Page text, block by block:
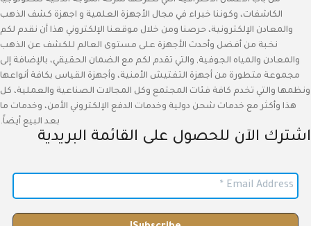
الكاشفات، وكوننا خبراء في مجال الأجهزة العلمية و اجهزة كشف الذهب
والمعادن الإلكترونية، حرصنا ومن خلال موقعنا الإلكتروني هذا أن نقدم لكم
نخبة من أفضل وأحدث الأجهزة على مستوى العالم للكشف عن الذهب
والمعادن والمياه الجوفية, والتي تقدم لكم مع الضمان الحقيقي، بالإضافة إلى
مجموعة متطورة من أجهزة التفتيش الأمنية، وأجهزة القياس بكافة أنواعها
ونظمها والتي تخدم كافة فئات المجتمع وكل المجالات الصناعية والعملية، كل
هذا وأكثر مع خدمات شحن دولية وخدمات الدفع الإلكتروني الأمن، وخدمات ما
بعد البيع أيضاً.
اشترك الآن للحصول على القائمة البريدية